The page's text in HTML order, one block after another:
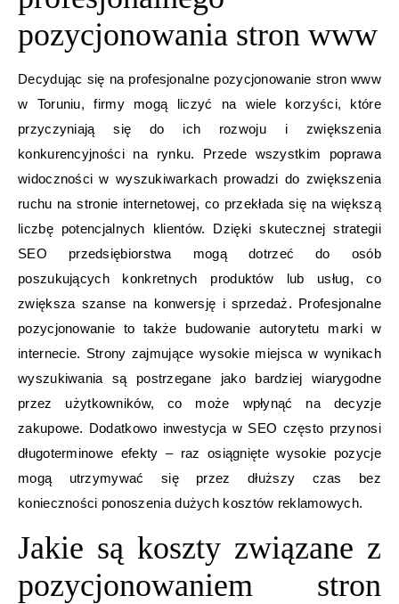
pozycjonowania stron www
Decydując się na profesjonalne pozycjonowanie stron www
w Toruniu, firmy mogą liczyć na wiele korzyści, które
przyczyniają się do ich rozwoju i zwiększenia
konkurencyjności na rynku. Przede wszystkim poprawa
widoczności w wyszukiwarkach prowadzi do zwiększenia
ruchu na stronie internetowej, co przekłada się na większą
liczbę potencjalnych klientów. Dzięki skutecznej strategii
SEO przedsiębiorstwa mogą dotrzeć do osób
poszukujących konkretnych produktów lub usług, co
zwiększa szanse na konwersję i sprzedaż. Profesjonalne
pozycjonowanie to także budowanie autorytetu marki w
internecie. Strony zajmujące wysokie miejsca w wynikach
wyszukiwania są postrzegane jako bardziej wiarygodne
przez użytkowników, co może wpłynąć na decyzje
zakupowe. Dodatkowo inwestycja w SEO często przynosi
długoterminowe efekty – raz osiągnięte wysokie pozycje
mogą utrzymywać się przez dłuższy czas bez
konieczności ponoszenia dużych kosztów reklamowych.
Jakie są koszty związane z
pozycjonowaniem stron